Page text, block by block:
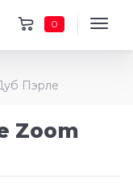
0
Пэрле
Zoom